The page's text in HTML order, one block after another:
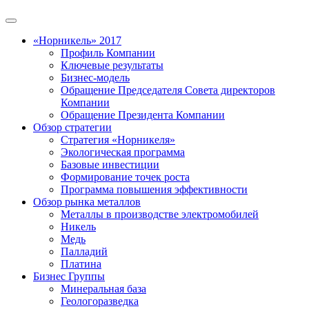
«Норникель» 2017
Профиль Компании
Ключевые результаты
Бизнес-модель
Обращение Председателя Совета директоров
Компании
Обращение Президента Компании
Обзор стратегии
Стратегия «Норникеля»
Экологическая программа
Базовые инвестиции
Формирование точек роста
Программа повышения эффективности
Обзор рынка металлов
Металлы в производстве электромобилей
Никель
Медь
Палладий
Платина
Бизнес Группы
Минеральная база
Геологоразведка